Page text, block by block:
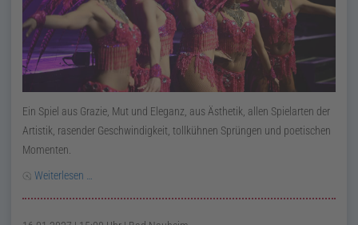
Ein Spiel aus Grazie, Mut und Eleganz, aus Ästhetik, allen Spielarten der
Artistik, rasender Geschwindigkeit, tollkühnen Sprüngen und poetischen
Momenten.
Weiterlesen …